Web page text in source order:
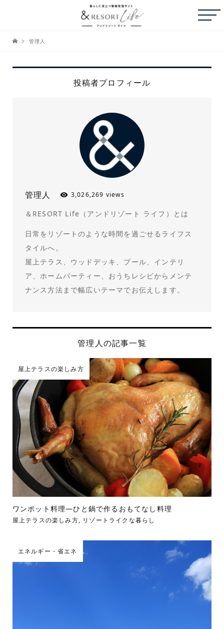
管理人
投稿者プロフィール
管理人 3,026,269 views
＆RESORT Life（アンドリゾート ライフ）とは
日常をリゾートのような時間を過ごせるライフス
タイルへ。
屋上テラス、ウッドデッキ、プール、インテリ
ア、ホームパーティー、おうちレシピからメンテ
ナンス方法まで幅広いテーマでお伝えします。
管理人の記事一覧
屋上テラスの楽しみ方
ワンポット料理―ひと鍋で作るおもてなし料理
屋上テラスの楽しみ方, リゾートライクな暮らし
エネルギー・省エネ